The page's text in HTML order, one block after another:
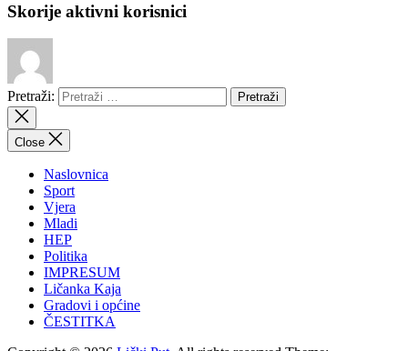
Skorije aktivni korisnici
Pretraži:
Close
Naslovnica
Sport
Vjera
Mladi
HEP
Politika
IMPRESUM
Ličanka Kaja
Gradovi i općine
ČESTITKA